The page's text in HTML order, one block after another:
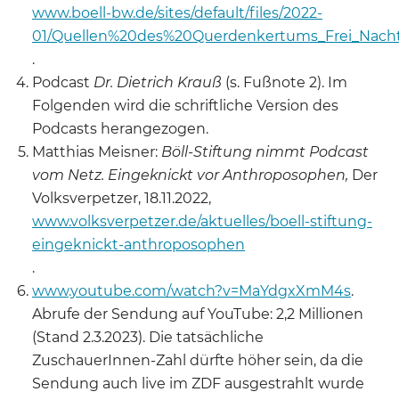
www.boell-bw.de/sites/default/files/2022-
01/
.
Podcast Dr. Dietrich Krauß (s. Fußnote 2). Im
Folgenden wird die schriftliche Version des
Podcasts herangezogen.
Matthias Meisner: Böll-Stiftung nimmt Podcast
vom Netz. Eingeknickt vor Anthroposophen, Der
Volksverpetzer, 18.11.2022,
www.volksverpetzer.de/aktuelles/boell-stiftung-
eingeknickt-anthroposophen
.
www.youtube.com/watch?v=MaYdgxXmM4s.
Abrufe der Sendung auf YouTube: 2,2 Millionen
(Stand 2.3.2023). Die tatsächliche
ZuschauerInnen-Zahl dürfte höher sein, da die
Sendung auch live im ZDF ausgestrahlt wurde